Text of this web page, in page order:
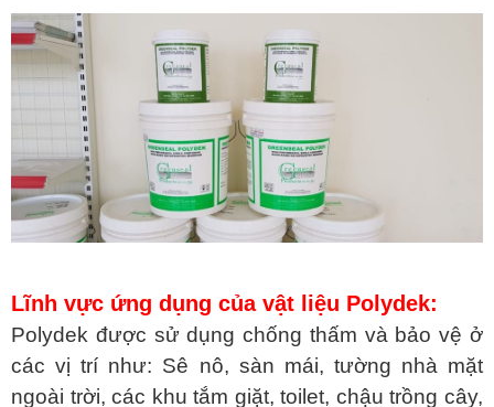
Lĩnh vực ứng dụng của vật liệu Polydek:
Polydek được sử dụng chống thấm và bảo vệ ở
các vị trí như: Sê nô, sàn mái, tường nhà mặt
ngoài trời, các khu tắm giặt, toilet, chậu trồng cây,